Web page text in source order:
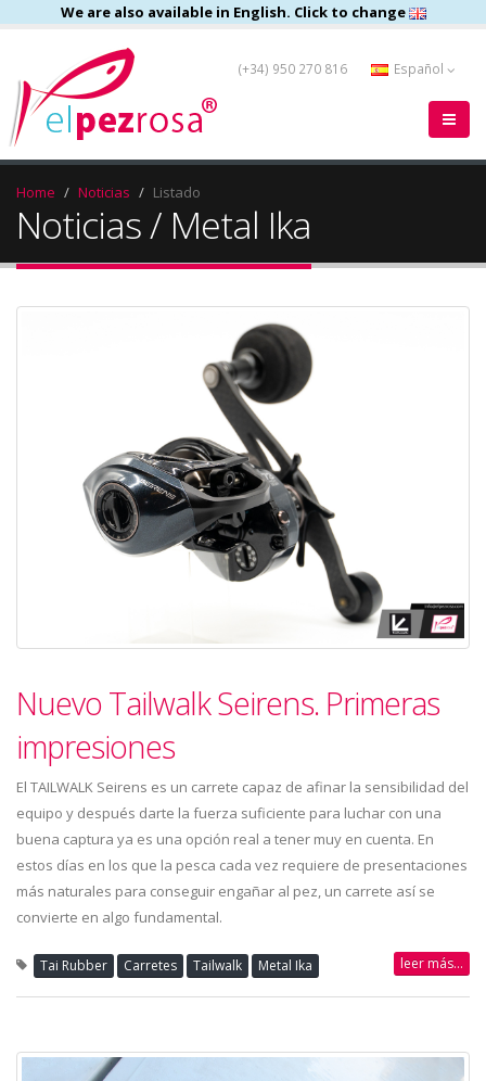
We are also available in English. Click to change
(+34) 950 270 816 Español
Home Noticias Listado
Noticias / Metal Ika
Nuevo Tailwalk Seirens. Primeras
impresiones
El TAILWALK Seirens es un carrete capaz de afinar la sensibilidad del
equipo y después darte la fuerza suficiente para luchar con una
buena captura ya es una opción real a tener muy en cuenta. En
estos días en los que la pesca cada vez requiere de presentaciones
más naturales para conseguir engañar al pez, un carrete así se
convierte en algo fundamental.
Tai Rubber Carretes Tailwalk Metal Ika leer más...